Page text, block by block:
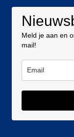
Meld je aan en
mail!